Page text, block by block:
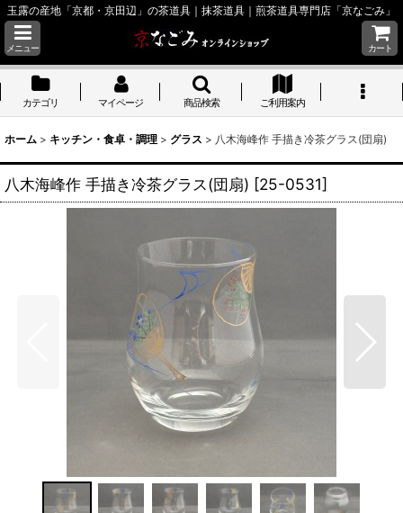
玉露の産地「京都・京田辺」の茶道具｜抹茶道具｜煎茶道具専門店「京なごみ」
メニュー カート
カテゴリ マイページ 商品検索 ご利用案内
ホーム > キッチン・食卓・調理 > グラス > 八木海峰作 手描き冷茶グラス(団扇)
八木海峰作 手描き冷茶グラス(団扇) [25-0531]